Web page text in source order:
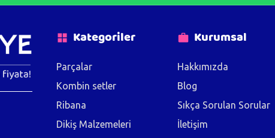
Kategoriler
Parçalar
Kombin setler
Ribana
Dikiş Malzemeleri
Kurumsal
Hakkımızda
Blog
Sıkça Sorulan Sorular
İletişim